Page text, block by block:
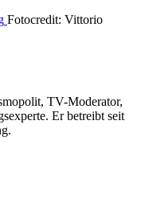
Fotocredit: Vittorio
TV-Moderator,
Er betreibt seit